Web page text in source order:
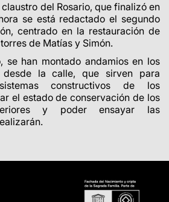
del Rosario, que finalizó en
se está redactado el segundo
centrado en la restauración de
de Matías y Simón.
se han montado andamios en los
desde la calle, que sirven para
constructivos de los
el estado de conservación de los
y poder ensayar las